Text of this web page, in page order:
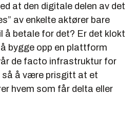
at den digitale delen av det
av enkelte aktører bare
å betale for det? Er det klokt
bygge opp en plattform
de facto infrastruktur for
å være prisgitt at et
hvem som får delta eller